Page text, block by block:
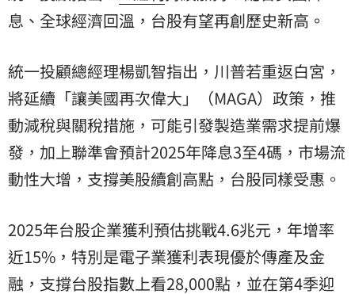
息、全球經濟回溫，台股有望再創歷史新高。
統一投顧總經理楊凱智指出，川普若重返白宮，
將延續「讓美國再次偉大」（MAGA）政策，推
動減稅與關稅措施，可能引發製造業需求提前爆
發，加上聯準會預計2025年降息3至4碼，市場流
動性大增，支撐美股續創高點，台股同樣受惠。
2025年台股企業獲利預估挑戰4.6兆元，年增率
近15%，特別是電子業獲利表現優於傳產及金
融，支撐台股指數上看28,000點，並在第4季迎